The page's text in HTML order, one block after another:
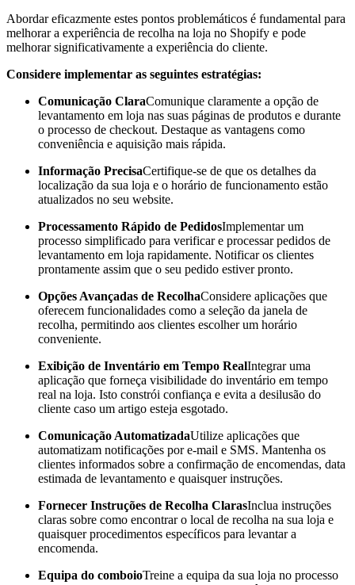
Abordar eficazmente estes pontos problemáticos é fundamental para
melhorar a experiência de recolha na loja no Shopify e pode
melhorar significativamente a experiência do cliente.
Considere implementar as seguintes estratégias:
Comunicação ClaraComunique claramente a opção de
levantamento em loja nas suas páginas de produtos e durante
o processo de checkout. Destaque as vantagens como
conveniência e aquisição mais rápida.
Informação PrecisaCertifique-se de que os detalhes da
localização da sua loja e o horário de funcionamento estão
atualizados no seu website.
Processamento Rápido de PedidosImplementar um
processo simplificado para verificar e processar pedidos de
levantamento em loja rapidamente. Notificar os clientes
prontamente assim que o seu pedido estiver pronto.
Opções Avançadas de RecolhaConsidere aplicações que
oferecem funcionalidades como a seleção da janela de
recolha, permitindo aos clientes escolher um horário
conveniente.
Exibição de Inventário em Tempo RealIntegrar uma
aplicação que forneça visibilidade do inventário em tempo
real na loja. Isto constrói confiança e evita a desilusão do
cliente caso um artigo esteja esgotado.
Comunicação AutomatizadaUtilize aplicações que
automatizam notificações por e-mail e SMS. Mantenha os
clientes informados sobre a confirmação de encomendas, data
estimada de levantamento e quaisquer instruções.
Fornecer Instruções de Recolha ClarasInclua instruções
claras sobre como encontrar o local de recolha na sua loja e
quaisquer procedimentos específicos para levantar a
encomenda.
Equipa do comboioTreine a equipa da sua loja no processo